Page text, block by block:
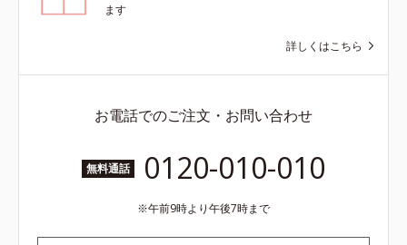
ます
詳しくはこちら
お電話でのご注文・お問い合わせ
無料通話 0120-010-010
午前9時より午後7時まで